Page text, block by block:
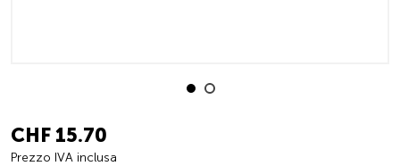
CHF 15.70
Prezzo IVA inclusa